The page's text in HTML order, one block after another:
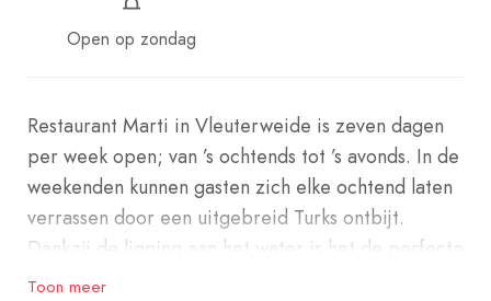
Open op zondag
Restaurant Marti in Vleuterweide is zeven dagen
per week open; van ’s ochtends tot ’s avonds. In de
weekenden kunnen gasten zich elke ochtend laten
verrassen door een uitgebreid Turks ontbijt.
Dankzij de ligging aan het water is het de perfecte
plek om te genieten van het mooie weer, het
Toon meer